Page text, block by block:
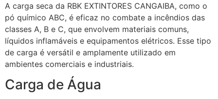
A carga seca da RBK EXTINTORES CANGAIBA, como o
pó químico ABC, é eficaz no combate a incêndios das
classes A, B e C, que envolvem materiais comuns,
líquidos inflamáveis e equipamentos elétricos. Esse tipo
de carga é versátil e amplamente utilizado em
ambientes comerciais e industriais.
Carga de Água